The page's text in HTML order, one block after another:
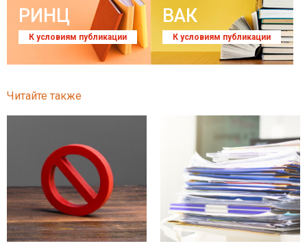
РИНЦ
К условиям публикации
ВАК
К условиям публикации
Читайте также